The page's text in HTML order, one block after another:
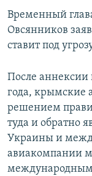
Временный
Овсянников
ставит под
После аннексии
года, крымские
решением
туда и обратно
Украины и
авиакомпании